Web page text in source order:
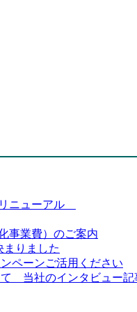
ニューアル
事業費）のご案内
りました
ペーンご活用ください
当社のインタビュー記